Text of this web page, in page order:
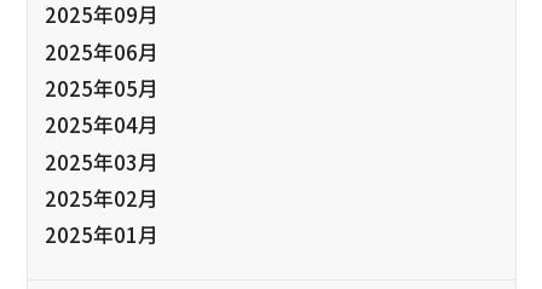
2025年09月
2025年06月
2025年05月
2025年04月
2025年03月
2025年02月
2025年01月